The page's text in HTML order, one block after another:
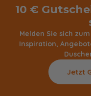
10 €
Melden Sie sich
Inspiration,
Jetzt